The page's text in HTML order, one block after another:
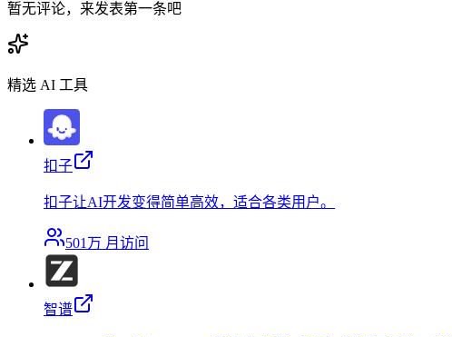
暂无评论，来发表第一条吧
精选 AI 工具
扣子
扣子让AI开发变得简单高效，适合各类用户。
501万 月访问
智谱